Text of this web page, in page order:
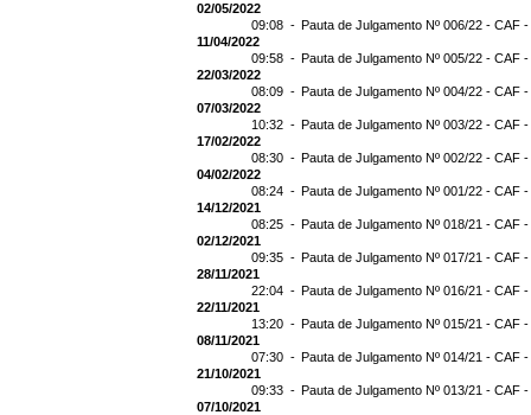
02/05/2022
09:08 - Pauta de Julgamento Nº 006/22 - CAF
11/04/2022
09:58 - Pauta de Julgamento Nº 005/22 - CAF
22/03/2022
08:09 - Pauta de Julgamento Nº 004/22 - CAF
07/03/2022
10:32 - Pauta de Julgamento Nº 003/22 - CAF
17/02/2022
08:30 - Pauta de Julgamento Nº 002/22 - CAF
04/02/2022
08:24 - Pauta de Julgamento Nº 001/22 - CAF
14/12/2021
08:25 - Pauta de Julgamento Nº 018/21 - CAF
02/12/2021
09:35 - Pauta de Julgamento Nº 017/21 - CAF
28/11/2021
22:04 - Pauta de Julgamento Nº 016/21 - CAF
22/11/2021
13:20 - Pauta de Julgamento Nº 015/21 - CAF
08/11/2021
07:30 - Pauta de Julgamento Nº 014/21 - CAF -
21/10/2021
09:33 - Pauta de Julgamento Nº 013/21 - CAF
07/10/2021